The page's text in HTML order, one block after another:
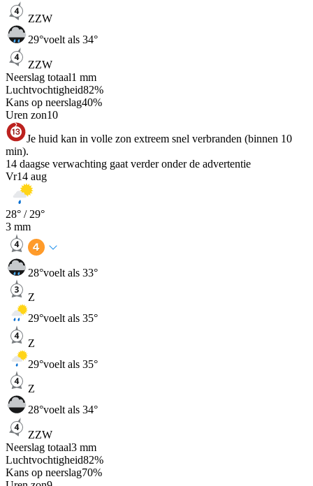
ZZW
29°voelt als 34°
ZZW
Neerslag totaal1 mm
Luchtvochtigheid82%
Kans op neerslag40%
Uren zon10
Je huid kan in volle zon extreem snel verbranden (binnen 10
min).
14 daagse verwachting gaat verder onder de advertentie
Vr14 aug
28° / 29°
3 mm
28°voelt als 33°
Z
29°voelt als 35°
Z
29°voelt als 35°
Z
28°voelt als 34°
ZZW
Neerslag totaal3 mm
Luchtvochtigheid82%
Kans op neerslag70%